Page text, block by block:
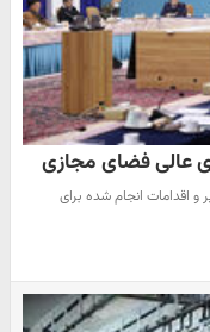
عالی فضای مجازی
اقدامات انجام شده برای